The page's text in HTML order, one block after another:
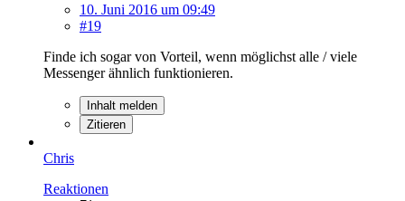
10. Juni 2016 um 09:49
#19
Finde ich sogar von Vorteil, wenn möglichst alle / viele
Messenger ähnlich funktionieren.
Inhalt melden
Zitieren
Chris
Reaktionen